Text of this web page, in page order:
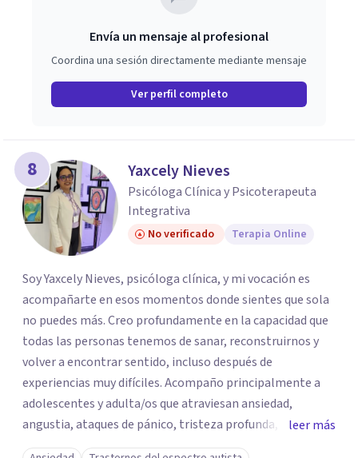
Envía un mensaje al profesional
Coordina una sesión directamente mediante mensaje
Ver perfil completo
8 Yaxcely Nieves
Psicóloga Clínica y Psicoterapeuta
Integrativa
No verificado Terapia Online
Soy Yaxcely Nieves, psicóloga clínica, y mi vocación es
acompañarte en esos momentos donde sientes que sola
no puedes más. Creo profundamente en la capacidad que
todas las personas tenemos de sanar, reconstruirnos y
volver a encontrar sentido, incluso después de
experiencias muy difíciles. Acompaño principalmente a
adolescentes y adulta/os que atraviesan ansiedad,
angustia, ataques de pánico, tristeza profunda, duelos
por muerte, migración o rupturas, baja autoestima,
leer más